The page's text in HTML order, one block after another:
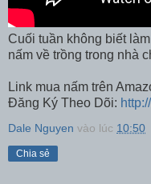
Cuối tuần không biết
nấm về trồng trong nhà
Link mua nấm trên
Đăng Ký Theo Dõi:
Dale Nguyen vào lúc 10:50
Chia sẻ